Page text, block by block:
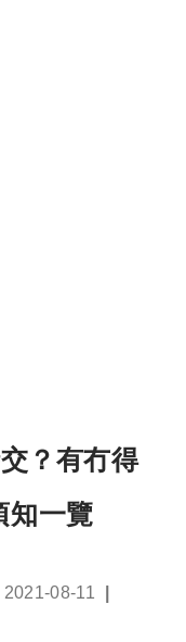
？有冇得
知一覽
Post
2021-08-11